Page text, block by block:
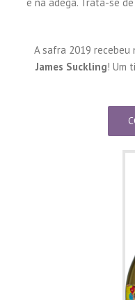
A safra 2019 recebeu
James Suckling! Um